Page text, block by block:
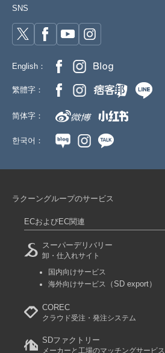
SNS
English：
繁體字：
简体字：
한국어：
ラクーングループのサービス
ECおよびEC関連
スーパーデリバリー
卸・仕入れサイト
国内向けサービス
海外向けサービス
（SD export）
COREC
クラウド受注・発注システム
SDファクトリー
メーカーと工場のマッチングサービス